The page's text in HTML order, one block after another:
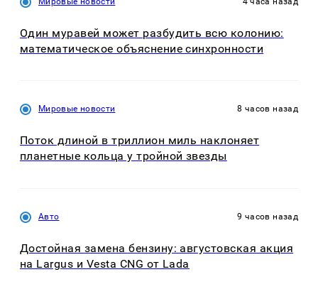
Один муравей может разбудить всю колонию:
математическое объяснение синхронности
Мировые новости 8 часов назад
Поток длиной в триллион миль наклоняет
планетные кольца у тройной звезды
Авто 9 часов назад
Достойная замена бензину: августовская акция
на Largus и Vesta CNG от Lada